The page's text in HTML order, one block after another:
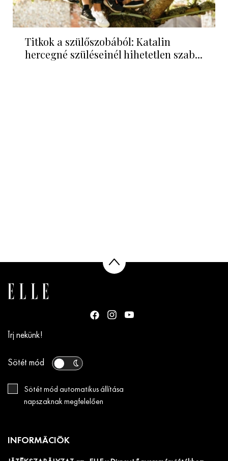
Titkok a szülőszobából: Katalin
hercegné szüléseinél hihetetlen szab...
Írj nekünk!
Sötét mód
Sötét mód automatikus állítása
napszaknak megfelelően
INFORMÁCIÓK